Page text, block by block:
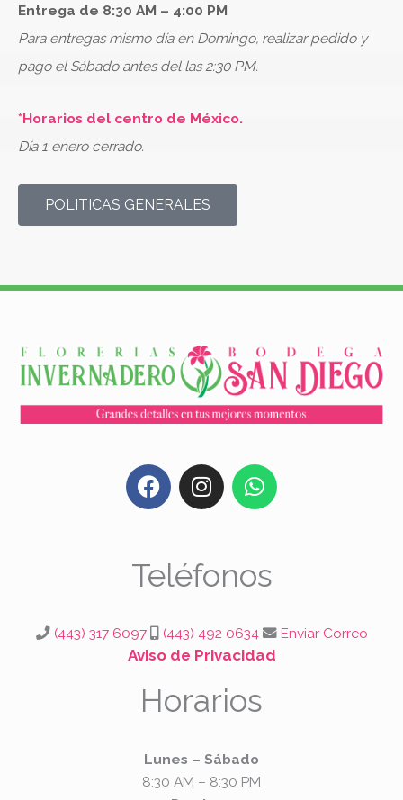
Entrega de 8:30 AM – 4:00 PM
Para entregas mismo día en Domingo, realizar pedido y
pago el Sábado antes del las 2:30 PM.
*Horarios del centro de México.
Día 1 enero cerrado.
POLITICAS GENERALES
F
a
b
o
k
I
n
a
g
a
m
W
h
s
a
p
Teléfonos
(443) 317 6097 (443) 492 0634 Enviar Correo
Aviso de Privacidad
Horarios
Lunes – Sábado
8:30 AM – 8:30 PM